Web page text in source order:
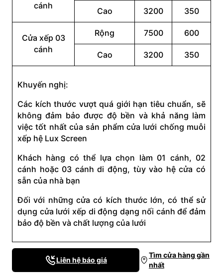
cánh
Cao 3200 350
Cửa xếp 03
cánh
Rộng 7500 600
Cao 3200 350
Khuyến nghị:
Các kích thước vượt quá giới hạn tiêu chuẩn, sẽ
không đảm bảo được độ bền và khả năng làm
việc tốt nhất của sản phẩm cửa lưới chống muỗi
xếp hệ Lux Screen
Khách hàng có thể lựa chọn làm 01 cánh, 02
cánh hoặc 03 cánh di động, tùy vào hệ cửa có
sẵn của nhà bạn
Đối với những cửa có kích thước lớn, có thể sử
dụng cửa lưới xếp di động dạng nối cánh để đảm
bảo độ bền và chất lượng của lưới
Liên hệ báo giá
Tìm cửa hàng gần
nhất